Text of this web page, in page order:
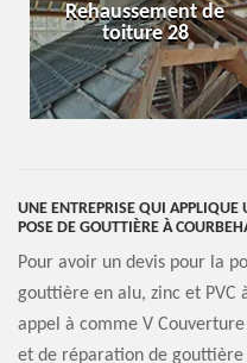
Rehaussement de
toiture 28
UNE ENTREPRISE QUI APPLIQUE
POSE DE GOUTTIÈRE À
Pour avoir un devis pour la
gouttière en alu, zinc et
appel à comme V
et de réparation de gouttière